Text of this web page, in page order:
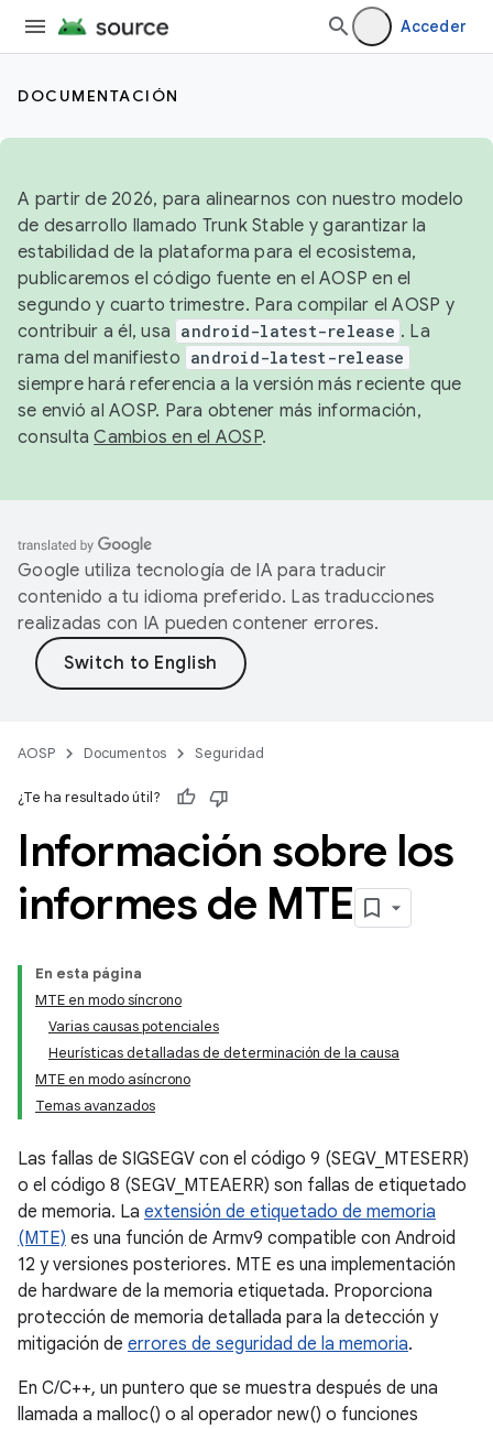
Acceder
DOCUMENTACIÓN
A partir de 2026, para alinearnos con nuestro modelo
de desarrollo llamado Trunk Stable y garantizar la
estabilidad de la plataforma para el ecosistema,
publicaremos el código fuente en el AOSP en el
segundo y cuarto trimestre. Para compilar el AOSP y
contribuir a él, usa android-latest-release . La
rama del manifiesto android-latest-release
siempre hará referencia a la versión más reciente que
se envió al AOSP. Para obtener más información,
consultaCambios en el AOSP.
Google utiliza tecnología de IA para traducir
contenido a tu idioma preferido. Las traducciones
realizadas con IA pueden contener errores.
AOSP Documentos Seguridad
¿Te ha resultado útil?
Información sobre los
informes de MTE
En esta página
MTE en modo síncrono
Varias causas potenciales
Heurísticas detalladas de determinación de la causa
MTE en modo asíncrono
Temas avanzados
Las fallas de SIGSEGV con el código 9 (SEGV_MTESERR)
o el código 8 (SEGV_MTEAERR) son fallas de etiquetado
de memoria. La extensión de etiquetado de memoria
(MTE) es una función de Armv9 compatible con Android
12 y versiones posteriores. MTE es una implementación
de hardware de la memoria etiquetada. Proporciona
protección de memoria detallada para la detección y
mitigación de errores de seguridad de la memoria.
En C/C++, un puntero que se muestra después de una
llamada a malloc() o al operador new() o funciones